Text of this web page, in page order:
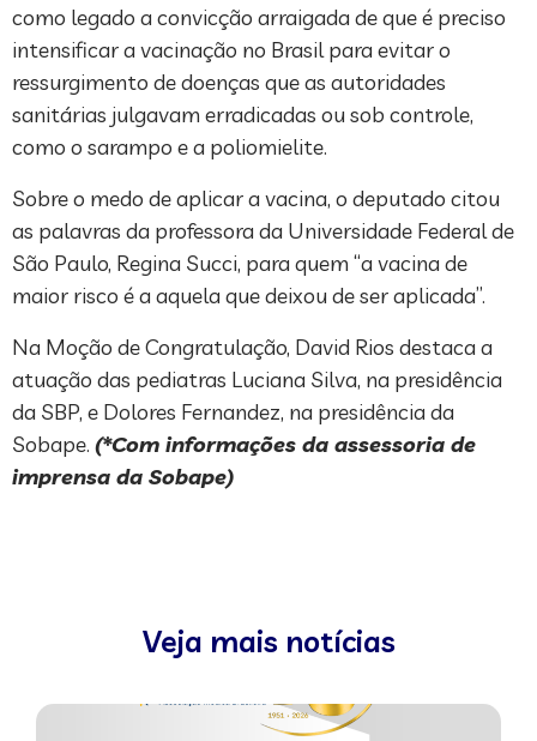
como legado a convicção arraigada de que é preciso
intensificar a vacinação no Brasil para evitar o
ressurgimento de doenças que as autoridades
sanitárias julgavam erradicadas ou sob controle,
como o sarampo e a poliomielite.
Sobre o medo de aplicar a vacina, o deputado citou
as palavras da professora da Universidade Federal de
São Paulo, Regina Succi, para quem “a vacina de
maior risco é a aquela que deixou de ser aplicada”.
Na Moção de Congratulação, David Rios destaca a
atuação das pediatras Luciana Silva, na presidência
da SBP, e Dolores Fernandez, na presidência da
Sobape. (*Com informações da assessoria de
imprensa da Sobape)
Veja mais notícias